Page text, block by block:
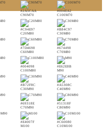
#2A5CAA
C90M70
#004EA2
C100M70
#C94E97
C20M80
#B84C97
C30M80
#7D4698
C60M80
#674498
C70M80
#004098
C100M80
#E62E8B
M90
#B72F8C
C30M90
#A5308C
C40M90
#69318E
C70M90
#51318F
C80M90
#E4007F
M100
#C60080
C10M100